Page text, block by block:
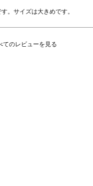
。サイズは大きめです。
てのレビューを見る